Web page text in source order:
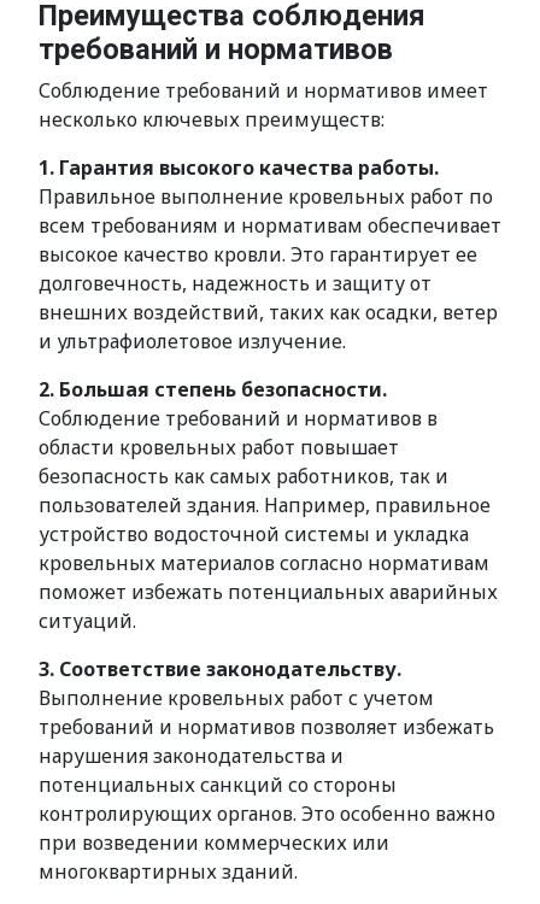
Преимущества соблюдения
требований и нормативов
Соблюдение требований и нормативов имеет
несколько ключевых преимуществ:
1. Гарантия высокого качества работы.
Правильное выполнение кровельных работ по
всем требованиям и нормативам обеспечивает
высокое качество кровли. Это гарантирует ее
долговечность, надежность и защиту от
внешних воздействий, таких как осадки, ветер
и ультрафиолетовое излучение.
2. Большая степень безопасности.
Соблюдение требований и нормативов в
области кровельных работ повышает
безопасность как самых работников, так и
пользователей здания. Например, правильное
устройство водосточной системы и укладка
кровельных материалов согласно нормативам
поможет избежать потенциальных аварийных
ситуаций.
3. Соответствие законодательству.
Выполнение кровельных работ с учетом
требований и нормативов позволяет избежать
нарушения законодательства и
потенциальных санкций со стороны
контролирующих органов. Это особенно важно
при возведении коммерческих или
многоквартирных зданий.